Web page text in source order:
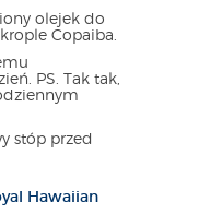
olejek do
Copaiba.
PS. Tak tak,
stóp przed
Hawaiian